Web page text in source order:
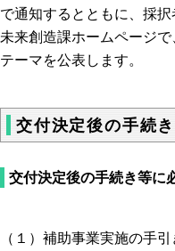
で通知するとともに、採
未来創造課ホームページ
テーマを公表します。
交付決定後の手続き
交付決定後の手続き等に
（１）補助事業実施の手引